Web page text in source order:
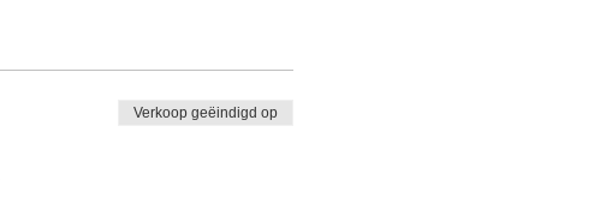
Verkoop geëindigd op